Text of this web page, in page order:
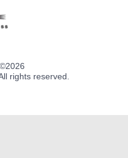
2026
rights reserved.